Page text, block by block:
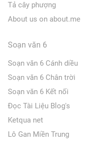
Tả cây phượng
About us on about.me
Soạn văn 6
Soạn văn 6 Cánh diều
Soạn văn 6 Chân trời
Soạn văn 6 Kết nối
Đọc Tài Liệu Blog's
Ketqua net
Lô Gan Miền Trung